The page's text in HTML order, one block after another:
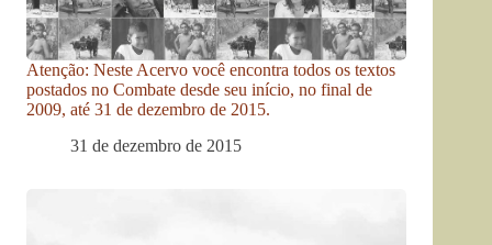
Atenção: Neste Acervo você encontra todos os textos
postados no Combate desde seu início, no final de
2009, até 31 de dezembro de 2015.
31 de dezembro de 2015